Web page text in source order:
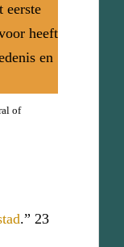
eerste
heeft
en
of
.” 23